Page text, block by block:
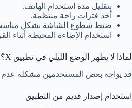
بتقليل مدة استخدام الهاتف.
أخذ فترات راحة منتظمة.
ضبط سطوع الشاشة بشكل
استخدام الإضاءة المحيطة أثناء
لماذا لا يظهر الوضع الليلي في تطبيق X؟
قد يواجه بعض المستخدمين مشكلة عدم
استخدام إصدار قديم من التطبيق